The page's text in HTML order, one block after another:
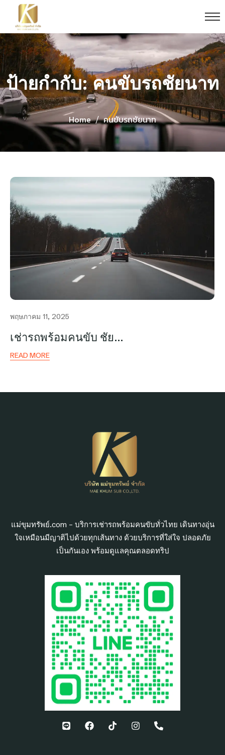
ป้ายกำกับ: คนขับรถชัยนาท
Home / คนขับรถชัยนาท
พฤษภาคม 11, 2025
เช่ารถพร้อมคนขับ ชัย…
READ MORE
แม่ขุมทรัพย์.com – บริการเช่ารถพร้อมคนขับทั่วไทย เดินทางอุ่น
ใจเหมือนมีญาติไปด้วยทุกเส้นทาง ด้วยบริการที่ใส่ใจ ปลอดภัย
เป็นกันเอง พร้อมดูแลคุณตลอดทริป